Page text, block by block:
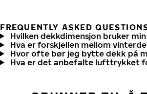
FREQUENTLY ASKED
Hvilken dekkdimensjon bruker min
Hva er forskjellen mellom
Hvor ofte bør jeg bytte dekk på
Hva er det anbefalte lufttrykket